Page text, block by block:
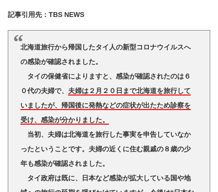
記事引用先：TBS NEWS
北海道旅行から帰国したタイ人の新型コロナウイルスへ
の感染が確認されました。
タイの保健省によりますと、感染が確認されたのは６
０代の夫婦で、 夫婦は２月２０日まで北海道を旅行して
いましたが、帰国後に発熱などの症状が出たため診察を
受け、感染が分かりました。
当初、夫婦は北海道を旅行した事実を申告していなか
ったということです。夫婦の近くに住む親戚の８歳の少
年も感染が確認されました。
タイ政府は既に、日本など感染が拡大している国や地